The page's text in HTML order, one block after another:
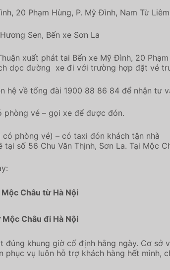
20 Phạm Hùng, P. Mỹ Đình, Nam Từ
Sen, Bến xe Sơn La
xuất phát tai Bến xe Mỹ Đình, 20
dọc đường xe đi với trường hợp đặt vé
hệ về tổng đài 1900 88 86 84 để nhận tư
phòng vé – gọi xe để được đón.
có phòng vé) – có taxi đón khách tận nhà
tại số 56 Chu Văn Thịnh, Sơn La. Tại Mộc
Châu từ Hà Nội
Châu đi Hà Nội
đúng khung giờ cố định hằng ngày. Cơ
phục vụ luôn hỗ trợ khách hàng hết